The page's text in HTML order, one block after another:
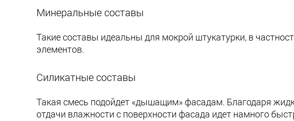
Минеральные составы
Такие составы идеальны для мокрой штукатурки, в
элементов.
Силикатные составы
Такая смесь подойдет «дышащим» фасадам. Благодаря
отдачи влажности с поверхности фасада идет намного